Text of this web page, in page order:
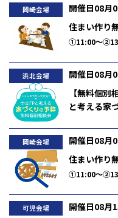
岡崎会場
開催日08月
住まい作り
①11:00～
浜北会場
開催日08月
【無料個
と考える家
岡崎会場
開催日08月
住まい作り
①11:00～
可児会場
開催日08月